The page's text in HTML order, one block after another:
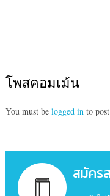
โพสคอมเม้น
You must be logged into post
สมัคร